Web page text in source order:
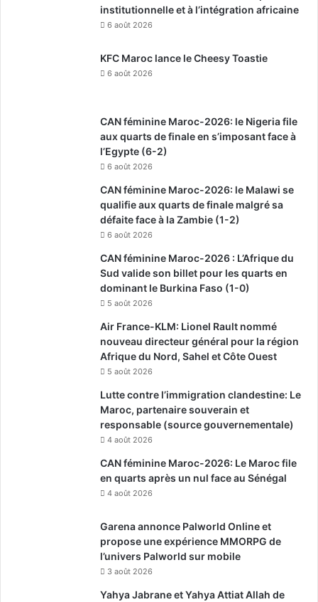
institutionnelle et à l’intégration africaine
6 août 2026
KFC Maroc lance le Cheesy Toastie
6 août 2026
CAN féminine Maroc-2026: le Nigeria file
aux quarts de finale en s’imposant face à
l’Egypte (6-2)
6 août 2026
CAN féminine Maroc-2026: le Malawi se
qualifie aux quarts de finale malgré sa
défaite face à la Zambie (1-2)
6 août 2026
CAN féminine Maroc-2026 : L’Afrique du
Sud valide son billet pour les quarts en
dominant le Burkina Faso (1-0)
5 août 2026
Air France-KLM: Lionel Rault nommé
nouveau directeur général pour la région
Afrique du Nord, Sahel et Côte Ouest
5 août 2026
Lutte contre l’immigration clandestine: Le
Maroc, partenaire souverain et
responsable (source gouvernementale)
4 août 2026
CAN féminine Maroc-2026: Le Maroc file
en quarts après un nul face au Sénégal
4 août 2026
Garena annonce Palworld Online et
propose une expérience MMORPG de
l’univers Palworld sur mobile
3 août 2026
Yahya Jabrane et Yahya Attiat Allah de